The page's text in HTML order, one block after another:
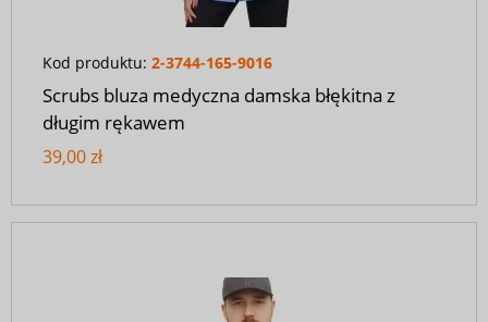
Kod produktu: 2-3744-165-9016
Scrubs bluza medyczna damska błękitna z
długim rękawem
39,00 zł